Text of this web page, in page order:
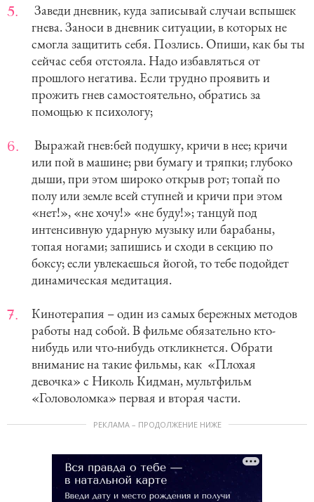
Заведи дневник, куда записывай случаи вспышек
гнева. Заноси в дневник ситуации, в которых не
смогла защитить себя. Позлись. Опиши, как бы ты
сейчас себя отстояла. Надо избавляться от
прошлого негатива. Если трудно проявить и
прожить гнев самостоятельно, обратись за
помощью к психологу;
Выражай гнев:бей подушку, кричи в нее; кричи
или пой в машине; рви бумагу и тряпки; глубоко
дыши, при этом широко открыв рот; топай по
полу или земле всей ступней и кричи при этом
«нет!», «не хочу!» «не буду!»; танцуй под
интенсивную ударную музыку или барабаны,
топая ногами; запишись и сходи в секцию по
боксу; если увлекаешься йогой, то тебе подойдет
динамическая медитация.
Кинотерапия – один из самых бережных методов
работы над собой. В фильме обязательно кто-
нибудь или что-нибудь откликнется. Обрати
внимание на такие фильмы, как «Плохая
девочка» с Николь Кидман, мультфильм
«Головоломка» первая и вторая части.
РЕКЛАМА – ПРОДОЛЖЕНИЕ НИЖЕ